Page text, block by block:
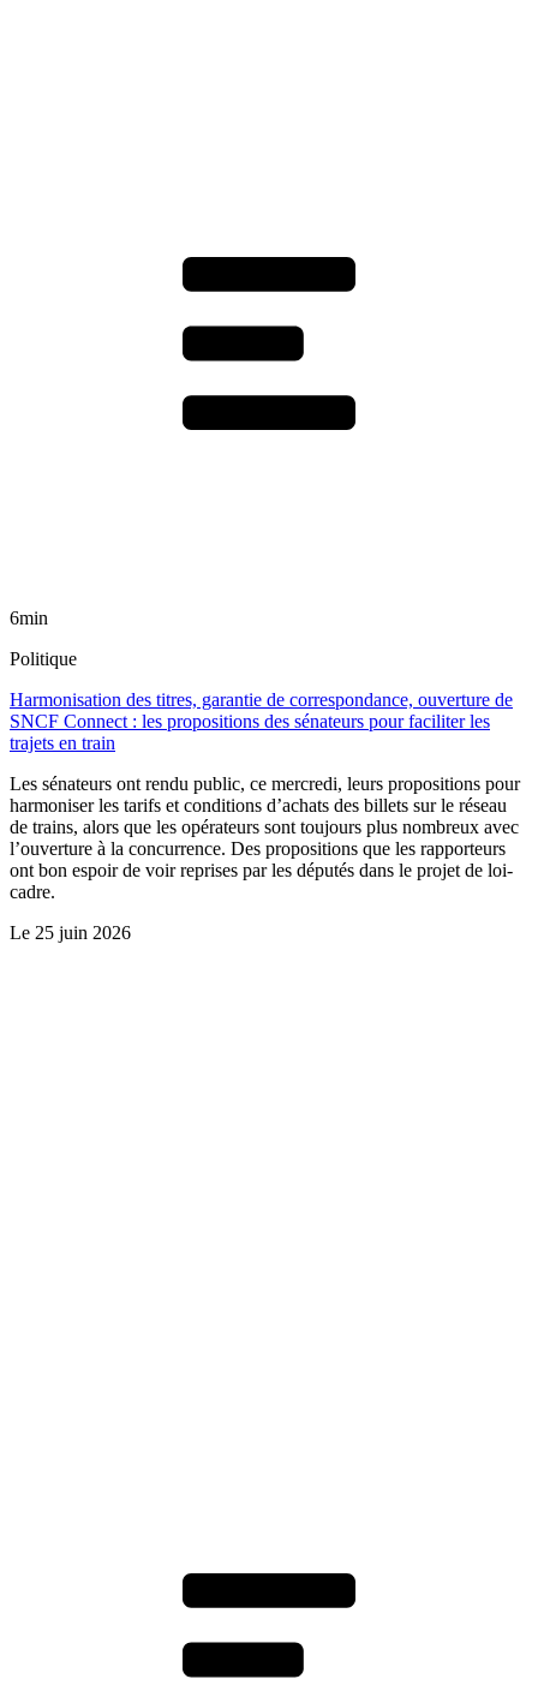
6min
Politique
Harmonisation des titres, garantie de correspondance, ouverture de
SNCF Connect : les propositions des sénateurs pour faciliter les
trajets en train
Les sénateurs ont rendu public, ce mercredi, leurs propositions pour
harmoniser les tarifs et conditions d’achats des billets sur le réseau
de trains, alors que les opérateurs sont toujours plus nombreux avec
l’ouverture à la concurrence. Des propositions que les rapporteurs
ont bon espoir de voir reprises par les députés dans le projet de loi-
cadre.
Le 25 juin 2026